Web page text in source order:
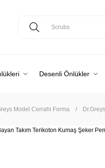
Desenli Önlükler
Model Cerrahi Forma